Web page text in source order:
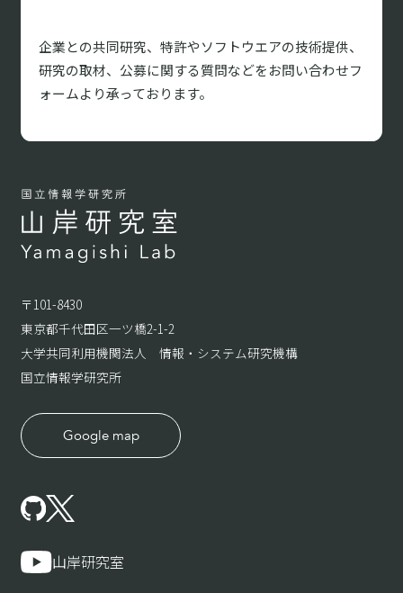
企業との共同研究、特許やソフトウエアの技術提供、
研究の取材、 公募に関する質問などをお問い合わせフ
ォームより承っております。
〒101-8430
東京都千代田区一ツ橋2-1-2
大学共同利用機関法人 情報・システム研究機構
国立情報学研究所
Google map
山岸研究室